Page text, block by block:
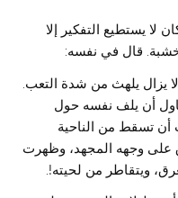
يستطيع التفكير إلا
قال في نفسه:
يزال يلهث من شدة التعب.
أن يلف نفسه حول
أن تسقط من الناحية
على وجهه المجهد، وظهرت
ويتقاطر من لحيته!.